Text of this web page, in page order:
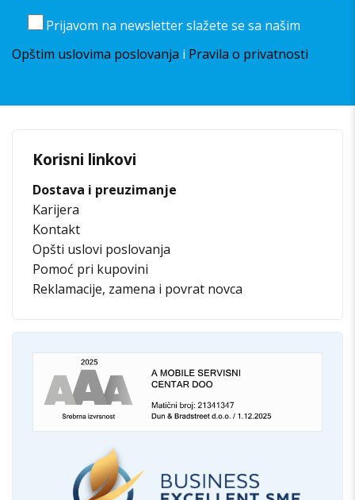
Prijavom na newsletter slažete se sa našim
Opštim uslovima poslovanja i Pravila o privatnosti
Korisni linkovi
Dostava i preuzimanje
Karijera
Kontakt
Opšti uslovi poslovanja
Pomoć pri kupovini
Reklamacije, zamena i povrat novca